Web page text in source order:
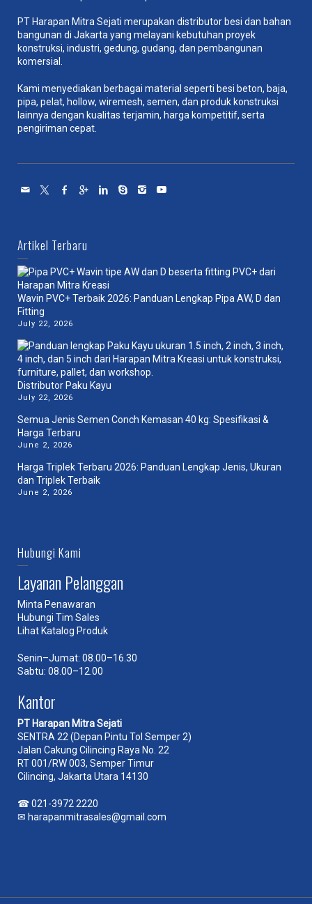
PT Harapan Mitra Sejati merupakan distributor besi dan bahan
bangunan di Jakarta yang melayani kebutuhan proyek
konstruksi, industri, gedung, gudang, dan pembangunan
komersial.
Kami menyediakan berbagai material seperti besi beton, baja,
pipa, pelat, hollow, wiremesh, semen, dan produk konstruksi
lainnya dengan kualitas terjamin, harga kompetitif, serta
pengiriman cepat.
Artikel Terbaru
Wavin PVC+ Terbaik 2026: Panduan Lengkap Pipa AW, D dan
Fitting
July 22, 2026
Distributor Paku Kayu
July 22, 2026
Semua Jenis Semen Conch Kemasan 40 kg: Spesifikasi &
Harga Terbaru
June 2, 2026
Harga Triplek Terbaru 2026: Panduan Lengkap Jenis, Ukuran
dan Triplek Terbaik
June 2, 2026
Hubungi Kami
Layanan Pelanggan
Minta Penawaran
Hubungi Tim Sales
Lihat Katalog Produk
Senin–Jumat: 08.00–16.30
Sabtu: 08.00–12.00
Kantor
PT Harapan Mitra Sejati
SENTRA 22 (Depan Pintu Tol Semper 2)
Jalan Cakung Cilincing Raya No. 22
RT 001/RW 003, Semper Timur
Cilincing, Jakarta Utara 14130
☎021-3972 2220
✉ harapanmitrasales@gmail.com